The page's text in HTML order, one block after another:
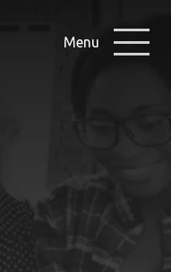
Menu